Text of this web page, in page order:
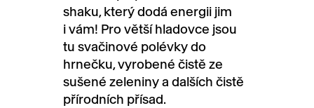
shaku, který dodá energii jim
i vám! Pro větší hladovce jsou
tu svačinové polévky do
hrnečku, vyrobené čistě ze
sušené zeleniny a dalších čistě
přírodních přísad.